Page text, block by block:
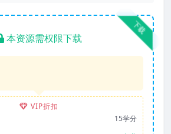
下载
本资源需权限下载
VIP折扣
15学分